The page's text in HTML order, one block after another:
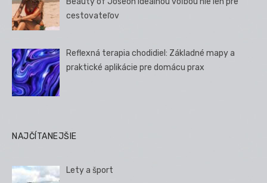
cestovateľov
Reflexná terapia chodidiel: Základné mapy a
praktické aplikácie pre domácu prax
NAJČÍTANEJŠIE
Lety a šport